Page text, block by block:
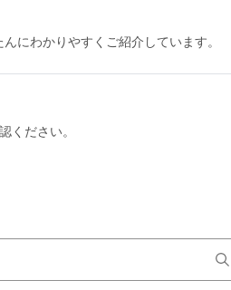
にわかりやすくご紹介しています。
ください。